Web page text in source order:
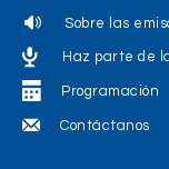
Sobre las
Haz parte de
Programación
Contáctanos